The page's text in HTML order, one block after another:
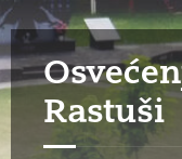
Rastuši